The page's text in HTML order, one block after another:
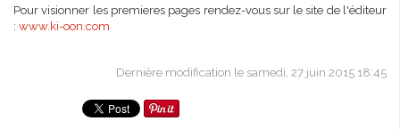
Pour visionner les premieres pages rendez-vous sur le site de l'éditeur
: www.ki-oon.com
Dernière modification le samedi, 27 juin 2015 18:45